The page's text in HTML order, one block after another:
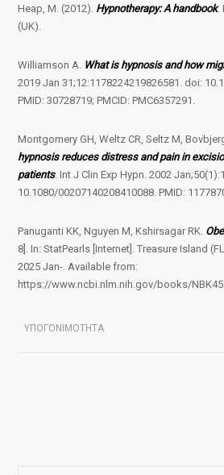
Heap, M. (2012). Hypnotherapy: A handbook.
(UK).
Williamson A. What is hypnosis and how
2019 Jan 31;12:1178224219826581. doi:
PMID: 30728719; PMCID: PMC6357291.
Montgomery GH, Weltz CR, Seltz M,
hypnosis reduces distress and pain in
patients. Int J Clin Exp Hypn. 2002
10.1080/00207140208410088. PMID:
Panuganti KK, Nguyen M, Kshirsagar RK.
8]. In: StatPearls [Internet]. Treasure Island
2025 Jan-. Available from:
https://www.ncbi.nlm.nih.gov/books/
ΥΠΟΓΟΝΙΜΟΤΗΤΑ